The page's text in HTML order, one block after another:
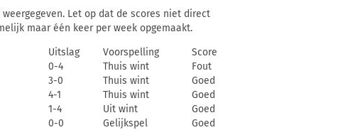
weergegeven. Let op dat de scores niet direct
maar één keer per week opgemaakt.
Uitslag Voorspelling
Score
0-4 Thuis wint
Fout
3-0 Thuis wint
Goed
4-1 Thuis wint
Goed
1-4 Uit wint
Goed
0-0 Gelijkspel
Goed